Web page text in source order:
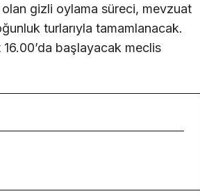
gizli oylama süreci, mevzuat
turlarıyla tamamlanacak.
başlayacak meclis